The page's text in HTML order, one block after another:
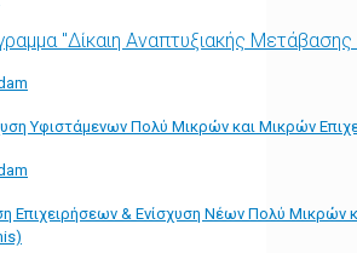
"Δίκαιη Αναπτυξιακής
Υφιστάμενων Πολύ Μικρών και Μικρών
Επιχειρήσεων & Ενίσχυση Νέων Πολύ Μικρών